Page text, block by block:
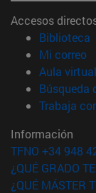
Accesos
Biblioteca
Mi correo
Aula
Búsqueda
Trabaja
Información
TFNO +34 948
¿QUÉ GRADO
¿QUÉ MÁSTER